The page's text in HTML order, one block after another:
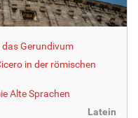
Gerundivum
in der römischen
Alte Sprachen
Latein